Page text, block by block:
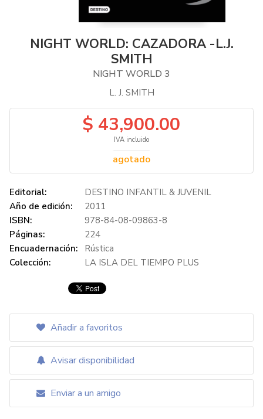
NIGHT WORLD: CAZADORA -L.J.
SMITH
NIGHT WORLD 3
L. J. SMITH
$ 43,900.00
IVA incluido
agotado
Editorial:
DESTINO INFANTIL & JUVENIL
Año de edición:
2011
ISBN:
978-84-08-09863-8
Páginas:
224
Encuadernación:
Rústica
Colección:
LA ISLA DEL TIEMPO PLUS
Añadir a favoritos
Avisar disponibilidad
Enviar a un amigo